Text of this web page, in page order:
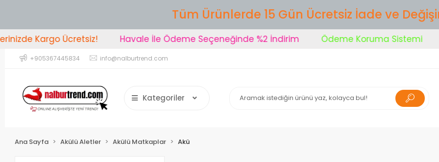
Tüm Ürünlerde 15 Gün Ücretsiz İade ve
Kargo Ücretsiz! Havale İle Ödeme Seçeneğinde %2 İndirim Ödeme Koruma Sistemi
+905367445834 info@nalburtrend.com
Kategoriler
Ana Sayfa Akülü Aletler Akülü Matkaplar Akü